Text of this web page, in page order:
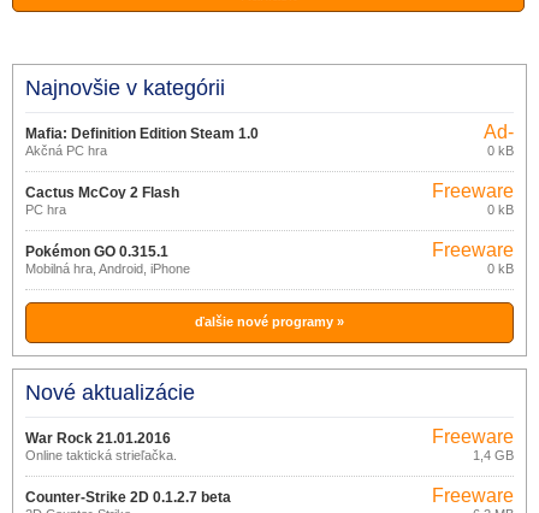
Najnovšie v kategórii
Mafia: Definition Edition Steam 1.0
Akčná PC hra
Ad-
supported
0 kB
Cactus McCoy 2 Flash
PC hra
Freeware
0 kB
Pokémon GO 0.315.1
Mobilná hra, Android, iPhone
Freeware
0 kB
ďalšie nové programy »
Nové aktualizácie
War Rock 21.01.2016
Online taktická strieľačka.
Freeware
1,4 GB
Counter-Strike 2D 0.1.2.7 beta Freeware